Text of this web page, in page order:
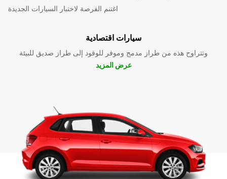
اغتنم الفرصة لاختبار السيارات الجديدة
سيارات اقتصادية
وتتراوح هذه من طراز مدمج وموفر للوقود إلى طراز صديق للبيئة
عرض المزيد